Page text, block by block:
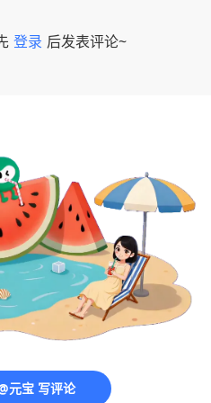
登录 后发表评论~
元宝 写评论